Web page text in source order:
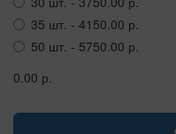
35 шт. - 4150.00 р.
50 шт. - 5750.00 р.
0.00 р.